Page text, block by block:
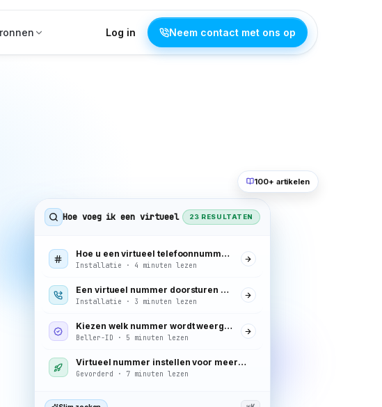
Log in Neem contact met ons op
Hoe voeg ik een virtueel nummer toe
23 RESULTATEN
Hoe u een virtueel telefoonnummer toevoegt
Installatie · 4 minuten lezen
Een virtueel nummer doorsturen naar uw mobiel
Installatie · 3 minuten lezen
Kiezen welk nummer wordt weergegeven bij oproepen
Beller-ID · 5 minuten lezen
Virtueel nummer instellen voor meerdere landen
Gevorderd · 7 minuten lezen
100+ artikelen